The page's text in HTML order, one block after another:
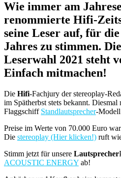
Wie immer am
renommierte Hifi-
seine Leser auf, für
Jahres zu stimmen.
Leserwahl 2021 steht
Einfach mitmachen!
Die Hifi-Fachjury der stereoplay-
im Spätherbst stets bekannt. Diesmal
Flaggschiff Standlautsprecher-Modell
Preise im Werte von 70.000 Euro
Die stereoplay (Hier klicken!) ruft
Stimm jetzt für unsere Lautsprecher
ACOUSTIC ENERGY ab!